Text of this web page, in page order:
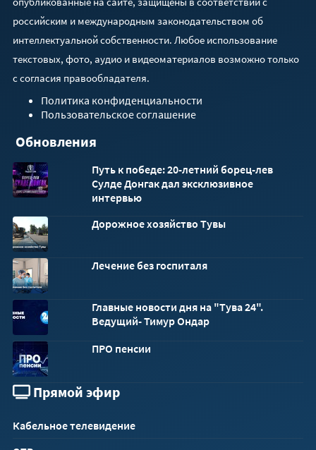
российским и международным законодательством об
интеллектуальной собственности. Любое использование
текстовых, фото, аудио и видеоматериалов возможно только
с согласия правообладателя.
Политика конфиденциальности
Пользовательское соглашение
Обновления
Путь к победе: 20-летний борец-лев
Сулде Донгак дал эксклюзивное
интервью
Дорожное хозяйство Тувы
Лечение без госпиталя
Главные новости дня на "Тува 24".
Ведущий- Тимур Ондар
ПРО пенсии
Прямой эфир
Кабельное телевидение